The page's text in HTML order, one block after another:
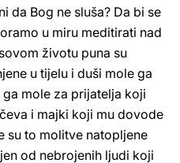
da Bog ne sluša? Da bi se
u miru meditirati nad
životu puna su
u tijelu i duši mole ga
mole za prijatelja koji
i majki koji mu dovode
su to molitve natopljene
od nebrojenih ljudi koji